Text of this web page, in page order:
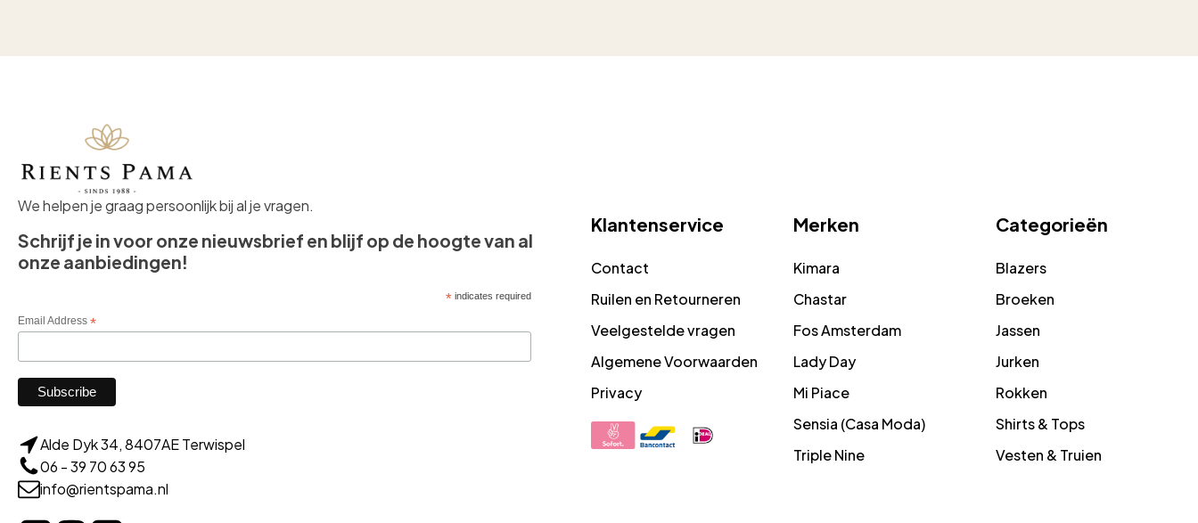
We helpen je graag persoonlijk bij al je vragen.
Schrijf je in voor onze nieuwsbrief en blijf op de hoogte van al
onze aanbiedingen!
* indicates required
Email Address *
Alde Dyk 34, 8407AE Terwispel
06 - 39 70 63 95
info@rientspama.nl
Klantenservice
Contact
Ruilen en Retourneren
Veelgestelde vragen
Algemene Voorwaarden
Privacy
Merken
Kimara
Chastar
Fos Amsterdam
Lady Day
Mi Piace
Sensia (Casa Moda)
Triple Nine
Categorieën
Blazers
Broeken
Jassen
Jurken
Rokken
Shirts & Tops
Vesten & Truien